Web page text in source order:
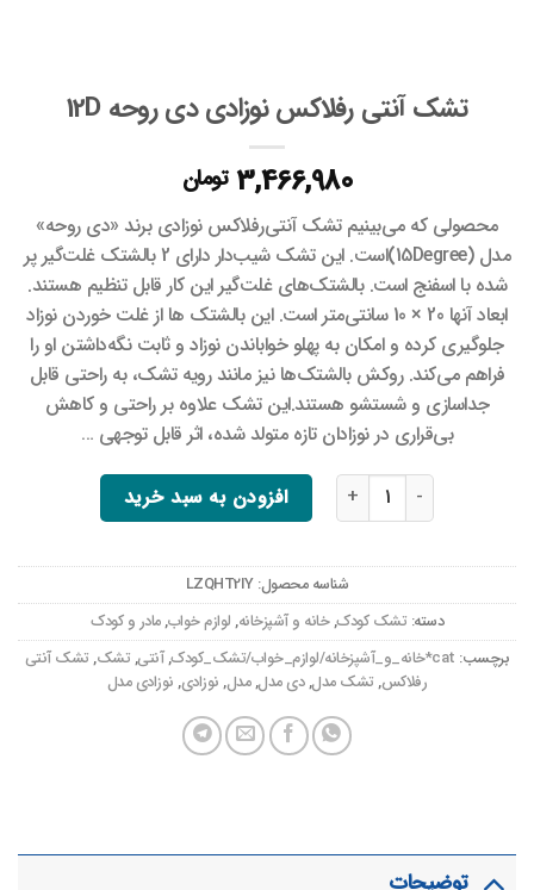
تشک آنتی رفلاکس نوزادی دی روحه 12D
3,466,980 تومان
محصولی که می‌بینیم تشک آنتی‌رفلاکس نوزادی برند «دی روحه»
مدل (15Degree)است. این تشک شیب‌دار دارای 2 بالشتک غلت‌گیر پر
شده با اسفنج است. بالشتک‌های غلت‌گیر این کار قابل تنظیم هستند.
ابعاد آنها 20 × 10 سانتی‌متر است. این بالشتک ها از غلت خوردن نوزاد
جلوگیری کرده و امکان به پهلو خواباندن نوزاد و ثابت نگه‌داشتن او را
فراهم می‌کند. روکش بالشتک‌ها نیز مانند رویه تشک، به راحتی قابل
جداسازی و شستشو هستند.این تشک علاوه بر راحتی و کاهش
بی‌قراری در نوزادان تازه متولد شده، اثر قابل توجهی …
تشک آنتی رفلاکس نوزادی دی روحه 12D عدد
افزودن به سبد خرید
شناسه محصول:LZQHT2IY
دسته: تشک کودک,خانه و آشپزخانه, لوازم خواب,مادر و کودک
برچسب: cat*خانه_و_آشپزخانه/لوازم_خواب/تشک_کودک ,آنتی, تشک, تشک آنتی
رفلاکس, تشک مدل,دی مدل,مدل, نوزادی, نوزادی مدل